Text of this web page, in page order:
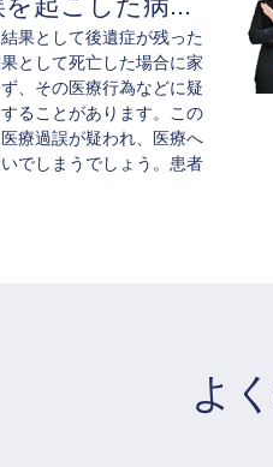
果として後遺症が残った
として死亡した場合に家
、その医療行為などに疑
ることがあります。この
療過誤が疑われ、医療へ
でしまうでしょう。患者
よ